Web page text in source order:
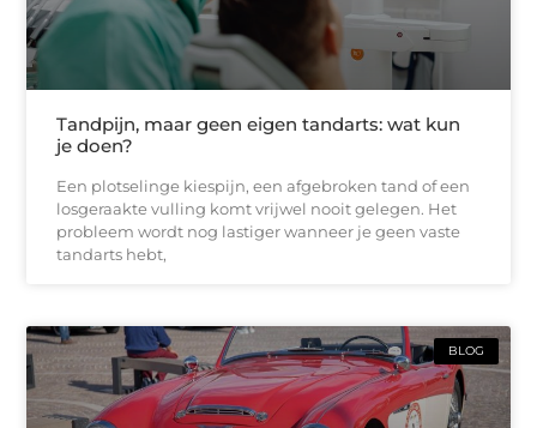
Tandpijn, maar geen eigen tandarts: wat kun
je doen?
Een plotselinge kiespijn, een afgebroken tand of een
losgeraakte vulling komt vrijwel nooit gelegen. Het
probleem wordt nog lastiger wanneer je geen vaste
tandarts hebt,
BLOG